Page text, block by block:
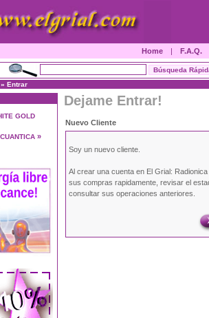
Home | F.A.Q.
» Entrar
GOLD
»
Dejame Entrar!
Nuevo Cliente
Soy un nuevo cliente.
Al crear una cuenta en El Grial:
sus compras rapidamente, revisar el
consultar sus operaciones anteriores.